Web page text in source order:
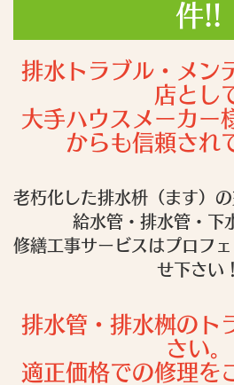
件!!
排水トラブル・メン
店とし
大手ハウスメーカー
からも信頼され
老朽化した排水枡（ます）
給水管・排水管・下
修繕工事サービスはプロフ
せ下さい！
排水管・排水桝のト
さい。
適正価格での修理を